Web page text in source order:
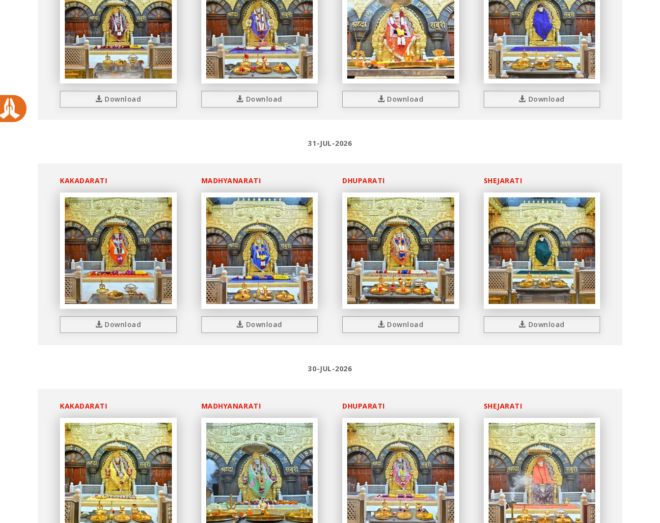
Download Download Download Download
31-JUL-2026
KAKADARATI
Download
MADHYANARATI
Download
DHUPARATI
Download
SHEJARATI
Download
30-JUL-2026
KAKADARATI MADHYANARATI DHUPARATI SHEJARATI